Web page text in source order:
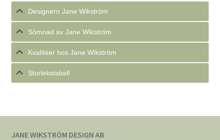
Designern Jane Wikström
Sömnad av Jane Wikström
Kvalitéer hos Jane Wikström
Storlekstabell
JANE WIKSTRÖM DESIGN AB